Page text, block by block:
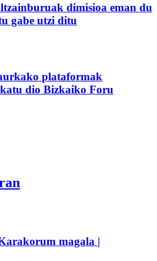
dimisioa eman du
gabe utzi ditu
plataformak
dio Bizkaiko Foru
magala |